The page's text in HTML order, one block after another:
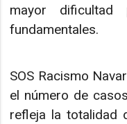
mayor dificultad
fundamentales.
SOS Racismo
el número de
refleja la totalidad